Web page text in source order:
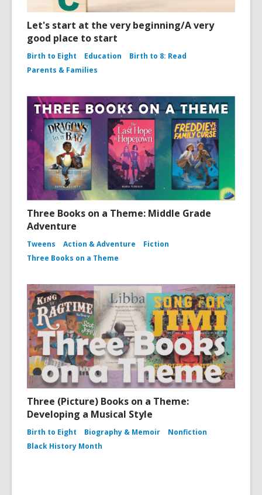
Let's start at the very beginning/A very
good place to start
Birth to Eight Education
Birth to 8: Read
Parents & Families
Three Books on a Theme: Middle Grade
Adventure
Tweens Action & Adventure
Fiction
Three Books on a Theme
Three (Picture) Books on a Theme:
Developing a Musical Style
Birth to Eight Biography & Memoir
Nonfiction
Black History Month